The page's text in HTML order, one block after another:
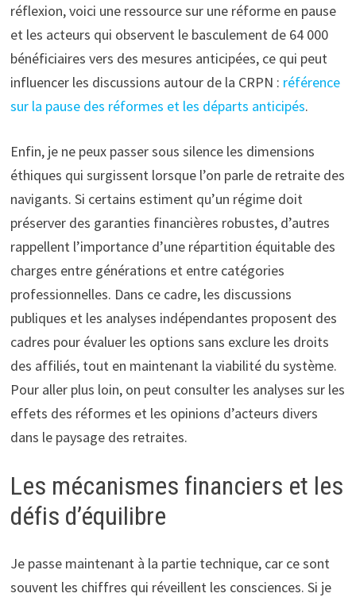
réflexion, voici une ressource sur une réforme en pause
et les acteurs qui observent le basculement de 64 000
bénéficiaires vers des mesures anticipées, ce qui peut
influencer les discussions autour de la CRPN : référence
sur la pause des réformes et les départs anticipés.
Enfin, je ne peux passer sous silence les dimensions
éthiques qui surgissent lorsque l’on parle de retraite des
navigants. Si certains estiment qu’un régime doit
préserver des garanties financières robustes, d’autres
rappellent l’importance d’une répartition équitable des
charges entre générations et entre catégories
professionnelles. Dans ce cadre, les discussions
publiques et les analyses indépendantes proposent des
cadres pour évaluer les options sans exclure les droits
des affiliés, tout en maintenant la viabilité du système.
Pour aller plus loin, on peut consulter les analyses sur les
effets des réformes et les opinions d’acteurs divers
dans le paysage des retraites.
Les mécanismes financiers et les
défis d’équilibre
Je passe maintenant à la partie technique, car ce sont
souvent les chiffres qui réveillent les consciences. Si je